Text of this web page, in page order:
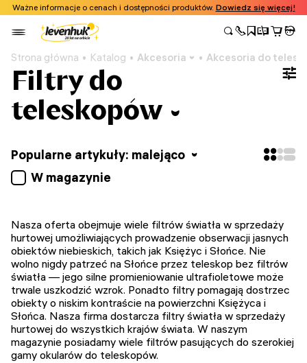
Ważne informacje o cenach i dostępności produktów. Dowiedz się więcej!
Strona główna Katalog Akcesoria Akcesoria do
Filtry do
teleskopów
Popularne artykuły: malejąco
W magazynie
Nasza oferta obejmuje wiele filtrów światła w sprzedaży
hurtowej umożliwiających prowadzenie obserwacji jasnych
obiektów niebieskich, takich jak Księżyc i Słońce. Nie
wolno nigdy patrzeć na Słońce przez teleskop bez filtrów
światła — jego silne promieniowanie ultrafioletowe może
trwale uszkodzić wzrok. Ponadto filtry pomagają dostrzec
obiekty o niskim kontraście na powierzchni Księżyca i
Słońca. Nasza firma dostarcza filtry światła w sprzedaży
hurtowej do wszystkich krajów świata. W naszym
magazynie posiadamy wiele filtrów pasujących do szerokiej
gamy okularów do teleskopów.